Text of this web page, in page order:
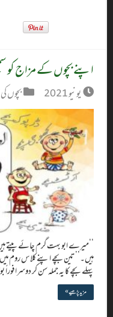
اپنے بچوں کے مزاج کو
يونيو 2021 بچوں
‘‘میرے ابو بہت گرم چائے پیتے
ہیں۔’’ تین بچے اپنے کلاس روم میں
پہلے بچے کا یہ جملہ سن کر دوسرا فوراً
مزید پڑھیے »